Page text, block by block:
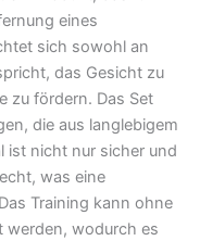
eines
sich sowohl an
das Gesicht zu
zu fördern. Das Set
die aus langlebigem
ist nicht nur sicher und
was eine
Training kann ohne
werden, wodurch es